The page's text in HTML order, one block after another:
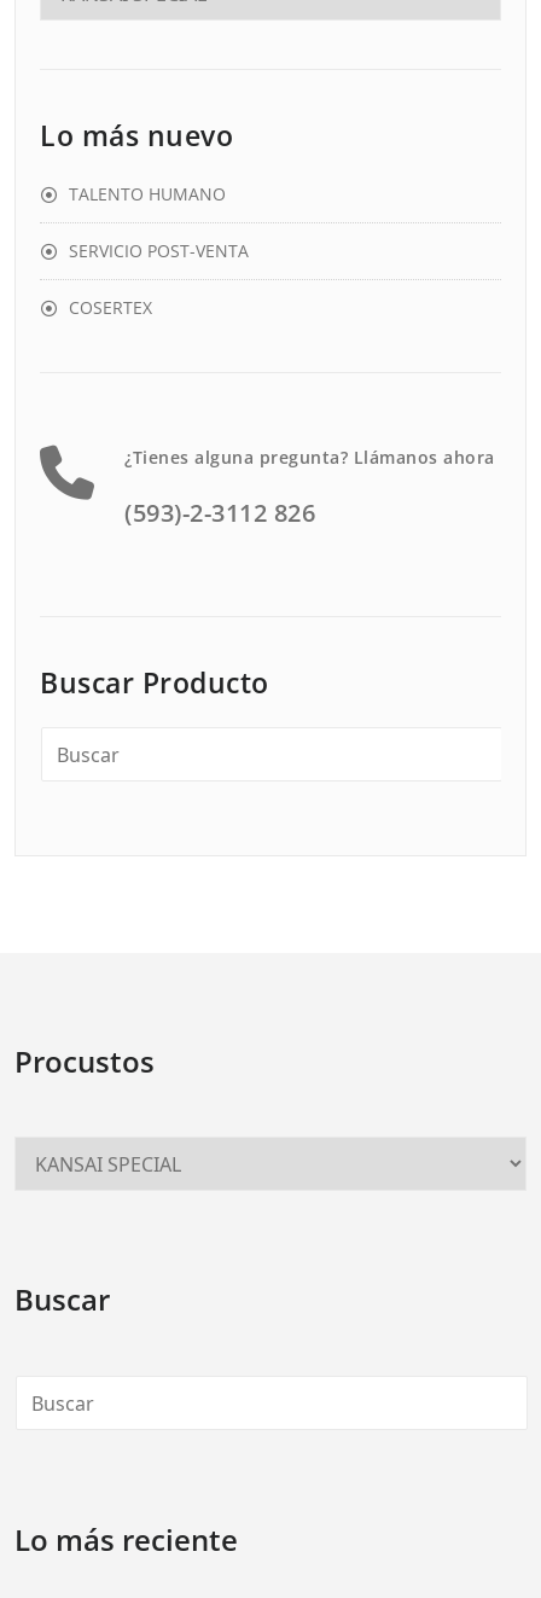
Lo más nuevo
TALENTO HUMANO
SERVICIO POST-VENTA
COSERTEX
¿Tienes alguna pregunta? Llámanos ahora
(593)-2-3112 826
Buscar Producto
Procustos
Buscar
Lo más reciente